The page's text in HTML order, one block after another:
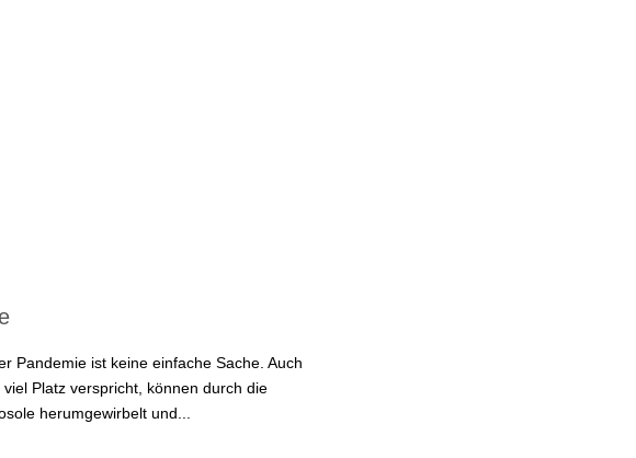
Pandemie ist keine einfache Sache. Auch
Platz verspricht, können durch die
herumgewirbelt und...